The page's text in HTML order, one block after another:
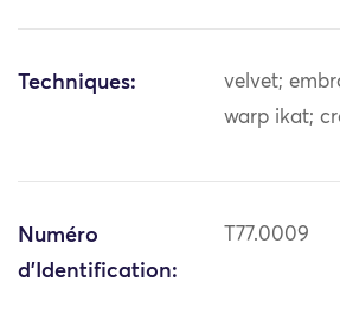
Techniques:
velvet;
warp ikat;
Numéro
d'Identification:
T77.0009